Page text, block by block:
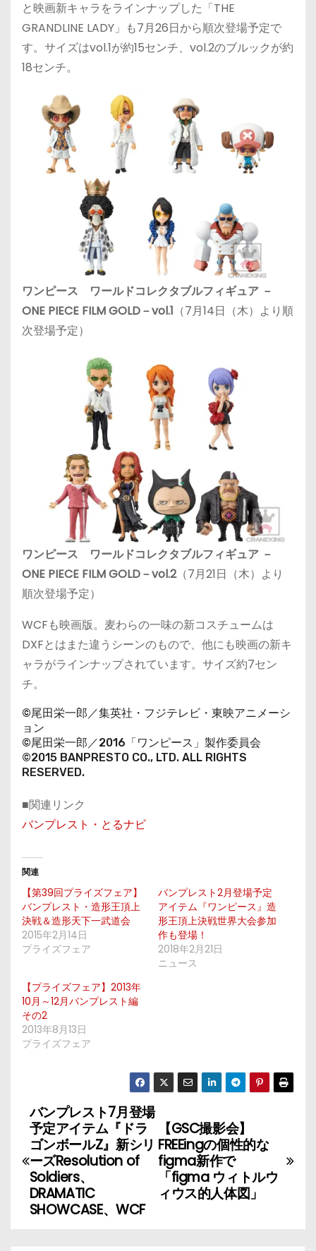
と映画新キャラをラインナップした「THE
GRANDLINE LADY」も7月26日から順次登場予定で
す。サイズはvol.1が約15センチ、vol.2のブルックが約
18センチ。
ワンピース ワールドコレクタブルフィギュア －
ONE PIECE FILM GOLD－vol.1 （7月14日（木）より順
次登場予定）
ワンピース ワールドコレクタブルフィギュア －
ONE PIECE FILM GOLD－vol.2（7月21日（木）より
順次登場予定）
WCFも映画版。麦わらの一味の新コスチュームは
DXFとはまた違うシーンのもので、他にも映画の新キ
ャラがラインナップされています。サイズ約7セン
チ。
©尾田栄一郎／集英社・フジテレビ・東映アニメーシ
ョン
©尾田栄一郎／2016「ワンピース」製作委員会
©2015 BANPRESTO CO., LTD. ALL RIGHTS
RESERVED.
■関連リンク
バンプレスト・とるナビ
関連
【第39回プライズフェア】
バンプレスト・造形王頂上
決戦＆造形天下一武道会
2015年2月14日
プライズフェア
バンプレスト2月登場予定
アイテム『ワンピース』造
形王頂上決戦世界大会参加
作も登場！
2018年2月21日
ニュース
【プライズフェア】2013年
10月～12月バンプレスト編
その2
2013年8月13日
プライズフェア
投
稿
ナ
ビ
【GSC撮影会】
FREEingの個性的な
figma新作で
「figma ウィトルウ
ィウス的人体図」
バンプレスト7月登場
予定アイテム『ドラ
ゴンボールZ』新シリ
ーズResolution of
Soldiers、
DRAMATIC
SHOWCASE、WCF